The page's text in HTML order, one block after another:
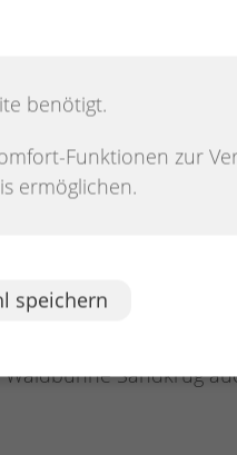
Jahrzehnten auf der
echtes Western-
Feder am 12.
Der Eintritt ist frei,
beträgt der
Team vom Pfefferkorn.
Sandkrug
benötigt.
Funktionen zur
ermöglichen.
speichern